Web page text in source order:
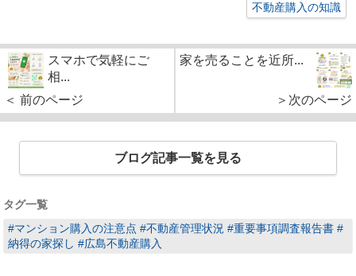
不動産購入の知識
スマホで気軽にご
相...
＜ 前のページ
家を売ることを近所...
＞次のページ
ブログ記事一覧を見る
タグ一覧
#マンション購入の注意点 #不動産管理状況 #重要事項調査報告書 #
納得の家探し #広島不動産購入